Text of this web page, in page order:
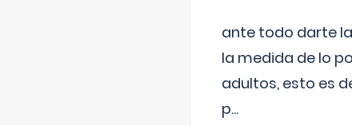
ante todo darte
la medida de lo
adultos, esto es
p...